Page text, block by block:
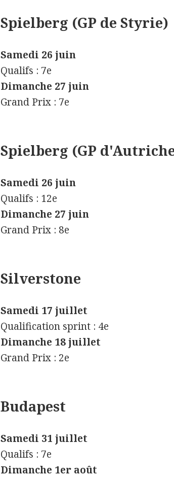
Spielberg (GP de Styrie)
Samedi 26 juin
Qualifs : 7e
Dimanche 27 juin
Grand Prix : 7e
Spielberg (GP
Samedi 26 juin
Qualifs : 12e
Dimanche 27 juin
Grand Prix : 8e
Silverstone
Samedi 17 juillet
Qualification sprint : 4e
Dimanche 18 juillet
Grand Prix : 2e
Budapest
Samedi 31 juillet
Qualifs : 7e
Dimanche 1er août